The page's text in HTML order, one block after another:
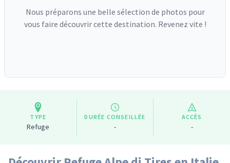
Nous préparons une belle sélection de photos pour
vous faire découvrir cette destination. Revenez vite !
TYPE
Refuge
DURÉE CONSEILLÉE
-
ACCÈS
-